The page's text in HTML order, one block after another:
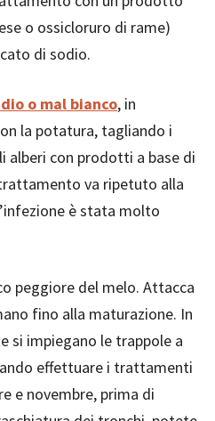
o ossicloruro di rame)
di sodio.
o mal bianco, in
la potatura, tagliando i
alberi con prodotti a base di
va ripetuto alla
è stata molto
peggiore del melo. Attacca
fino alla maturazione. In
si impiegano le trappole a
effettuare i trattamenti
e novembre, prima di